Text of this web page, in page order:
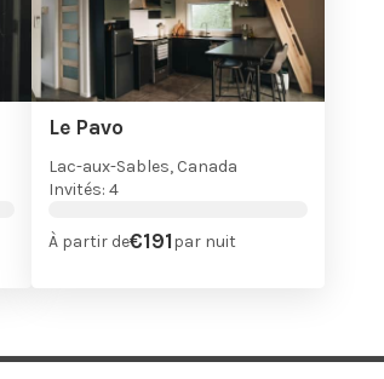
Le Pavo
Lac-aux-Sables, Canada
Invités: 4
À partir de€191par nuit